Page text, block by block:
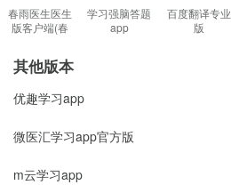
中消领航最新版特色
智能高效的线上题库
贴心专业的服务体系
科学高效的课程体系
春雨医生医生
版客户端(春
学习强脑答题
app
百度翻译专业
版
其他版本
优趣学习app
微医汇学习app官方版
m云学习app